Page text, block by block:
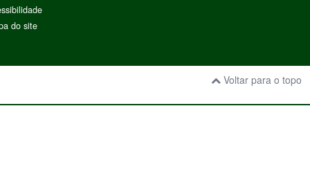
do site
Voltar para o topo